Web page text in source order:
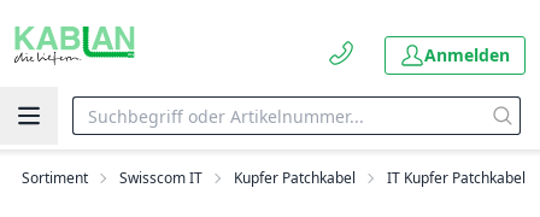
Anmelden
Sortiment Swisscom IT Kupfer Patchkabel IT Kupfer Patchkabel